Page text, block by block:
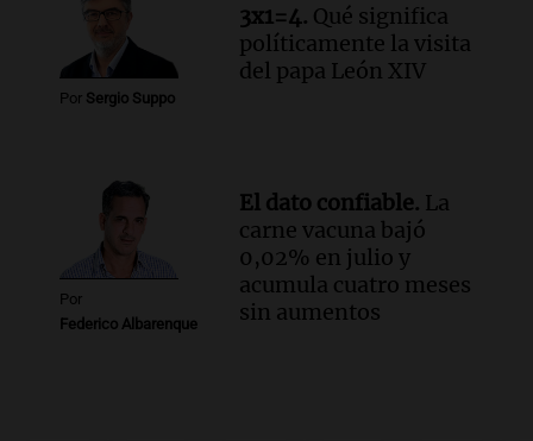
Por Sergio Suppo
3x1=4. Qué significa
políticamente la visita
del papa León XIV
Por
Federico Albarenque
El dato confiable. La
carne vacuna bajó
0,02% en julio y
acumula cuatro meses
sin aumentos